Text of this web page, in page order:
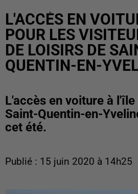
L'ACCÈS EN
POUR LES
DE LOISIRS DE
QUENTIN-EN-
L'accès en voiture à
Saint-Quentin-en-
cet été.
Publié : 15 juin 2020 à 14h25